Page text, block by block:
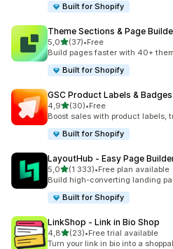
Built for Shopify
Theme Sections & Page
5,0/ 5 tähteä
(37)
37 arvostelua yhteensä
•Free
Build pages faster with 40+
Built for Shopify
GSC Product Labels & Badges
4,9/ 5 tähteä
(30)
30 arvostelua yhteensä
•Free
Boost sales with product labels,
Built for Shopify
LayoutHub ‑ Easy Page
5,0/ 5 tähteä
(1 333)
1333 arvostelua yhteensä
•Free plan available
Build high-converting landing
Built for Shopify
LinkShop ‑ Link in Bio Shop
4,8/ 5 tähteä
(23)
23 arvostelua yhteensä
•Free trial available
Turn your link in bio into a